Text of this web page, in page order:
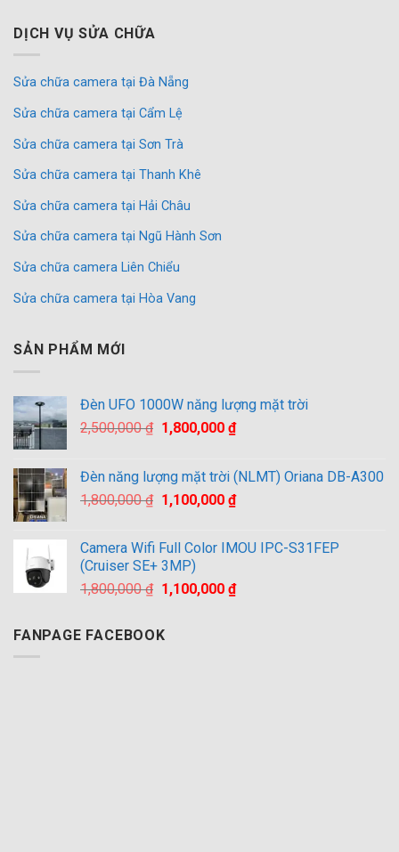
DỊCH VỤ SỬA CHỮA
Sửa chữa camera tại Đà Nẵng
Sửa chữa camera tại Cẩm Lệ
Sửa chữa camera tại Sơn Trà
Sửa chữa camera tại Thanh Khê
Sửa chữa camera tại Hải Châu
Sửa chữa camera tại Ngũ Hành Sơn
Sửa chữa camera Liên Chiểu
Sửa chữa camera tại Hòa Vang
SẢN PHẨM MỚI
Đèn UFO 1000W năng lượng mặt trời
2,500,000₫ Giá
2,500,000 ₫.
1,800,000 ₫Giá
là:
1,800,000 ₫.
Đèn năng lượng mặt trời (NLMT) Oriana DB-A300
1,800,000₫ Giá
1,800,000 ₫.
1,100,000 ₫Giá
là:
Camera Wifi Full Color IMOU IPC-S31FEP
(Cruiser SE+ 3MP)
1,800,000₫ Giá
1,800,000 ₫.
1,100,000 ₫Giá
FANPAGE FACEBOOK